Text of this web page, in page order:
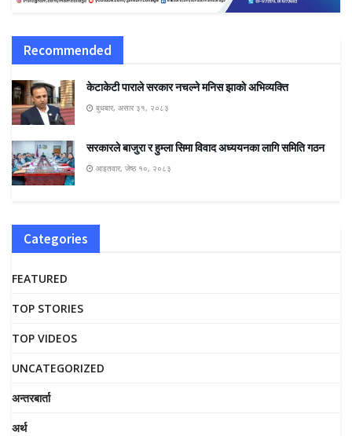
Recommended
केटाकेटी पाराले सरकार नचल्ने मनिस झाकाे अभिव्यक्ति
बुधबार, असार ३१, २०८३
सरकारले बाजुरा र हुम्ला सिमा विवाद अध्ययनका लागि समिति गठन
आइतवार, जेष्ठ १०, २०८३
Categories
FEATURED
TOP STORIES
TOP VIDEOS
UNCATEGORIZED
अन्तरबार्ता
अर्थ